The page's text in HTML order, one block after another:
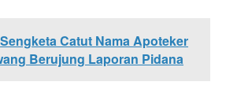
Sengketa Catut Nama Apoteker
Berujung Laporan Pidana